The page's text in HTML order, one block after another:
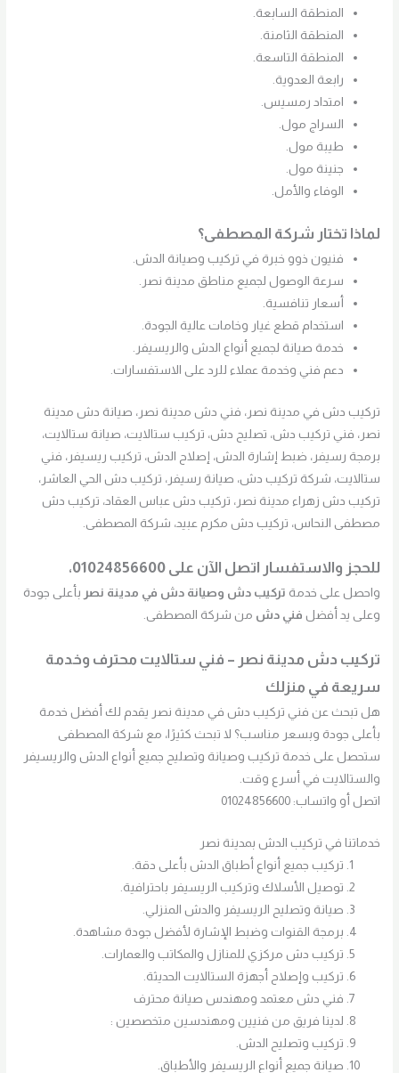
المنطقة السابعة.
المنطقة الثامنة.
المنطقة التاسعة.
رابعة العدوية.
امتداد رمسيس.
السراج مول.
طيبة مول.
جنينة مول.
الوفاء والأمل.
لماذا تختار شركة المصطفى؟
فنيون ذوو خبرة في تركيب وصيانة الدش.
سرعة الوصول لجميع مناطق مدينة نصر.
أسعار تنافسية.
استخدام قطع غيار وخامات عالية الجودة.
خدمة صيانة لجميع أنواع الدش والريسيفر.
دعم فني وخدمة عملاء للرد على الاستفسارات.
تركيب دش في مدينة نصر، فني دش مدينة نصر، صيانة دش مدينة
نصر، فني تركيب دش، تصليح دش، تركيب ستالايت، صيانة ستالايت،
برمجة رسيفر، ضبط إشارة الدش، إصلاح الدش، تركيب ريسيفر، فني
ستالايت، شركة تركيب دش، صيانة رسيفر، تركيب دش الحي العاشر،
تركيب دش زهراء مدينة نصر، تركيب دش عباس العقاد، تركيب دش
مصطفى النحاس، تركيب دش مكرم عبيد، شركة المصطفى.
للحجز والاستفسار اتصل الآن على01024856600،
واحصل على خدمة تركيب دش وصيانة دش في مدينة نصر بأعلى جودة
وعلى يد أفضل فني دش من شركة المصطفى.
تركيب دش مدينة نصر – فني ستالايت محترف وخدمة
سريعة في منزلك
هل تبحث عن فني تركيب دش في مدينة نصر يقدم لك أفضل خدمة
بأعلى جودة وبسعر مناسب؟ لا تبحث كثيرًا، مع شركة المصطفى
ستحصل على خدمة تركيب وصيانة وتصليح جميع أنواع الدش والريسيفر
والستالايت في أسرع وقت.
اتصل أو واتساب: 01024856600
خدماتنا في تركيب الدش بمدينة نصر
تركيب جميع أنواع أطباق الدش بأعلى دقة.
توصيل الأسلاك وتركيب الريسيفر باحترافية.
صيانة وتصليح الريسيفر والدش المنزلي.
برمجة القنوات وضبط الإشارة لأفضل جودة مشاهدة.
تركيب دش مركزي للمنازل والمكاتب والعمارات.
تركيب وإصلاح أجهزة الستالايت الحديثة.
فني دش معتمد ومهندس صيانة محترف
لدينا فريق من فنيين ومهندسين متخصصين :
تركيب وتصليح الدش.
صيانة جميع أنواع الريسيفر والأطباق.